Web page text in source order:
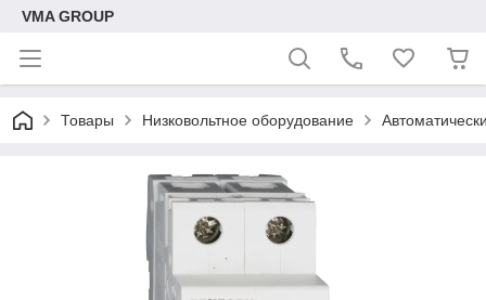
VMA GROUP
Товары Низковольтное оборудование